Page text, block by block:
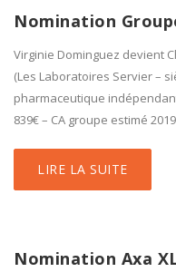
Nomination
Virginie Dominguez devient
(Les Laboratoires Servier –
pharmaceutique indépendant
839€ – CA groupe estimé
LIRE LA SUITE
Nomination Axa